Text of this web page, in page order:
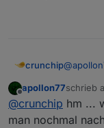
crunchip@
erkannt-
hab ich
Sachen
apollon77schrieb
zuletzt
@crunchip hm ...
man nochmal